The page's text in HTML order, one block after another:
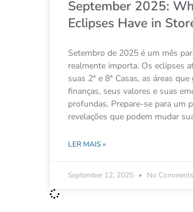
September 2025:
Eclipses Have in
Setembro de 2025 é um mês
realmente importa. Os eclipses
suas 2ª e 8ª Casas, as áreas
finanças, seus valores e suas
profundas. Prepare-se para um
revelações que podem mudar
LER MAIS »
September 12, 2025 No Comments